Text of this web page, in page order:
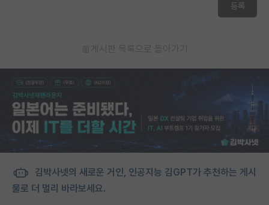
등록
게시판 목록으로 돌아가기
김박사넷의 새로운 거인, 인공지능 김GPT가 추천하는 게시
물로 더 멀리 바라보세요.